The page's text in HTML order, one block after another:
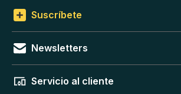
Suscríbete
Newsletters
Servicio al cliente